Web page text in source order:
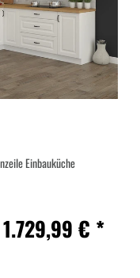
Einbauküche
1.729,99 € *